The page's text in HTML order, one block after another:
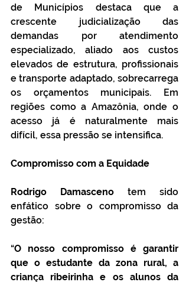
de Municípios destaca que a
crescente judicialização das
demandas por atendimento
especializado, aliado aos custos
elevados de estrutura, profissionais
e transporte adaptado, sobrecarrega
os orçamentos municipais. Em
regiões como a Amazônia, onde o
acesso já é naturalmente mais
difícil, essa pressão se intensifica.
Compromisso com a Equidade
Rodrigo Damasceno tem sido
enfático sobre o compromisso da
gestão:
“O nosso compromisso é garantir
que o estudante da zona rural, a
criança ribeirinha e os alunos da